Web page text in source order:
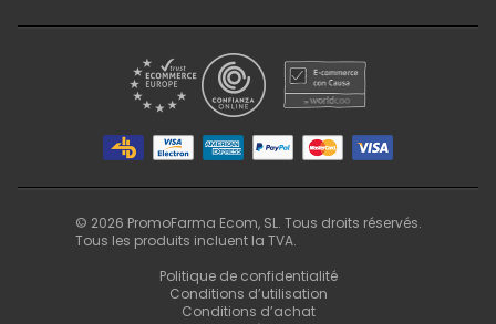
© 2026 PromoFarma Ecom, SL. Tous droits réservés.
Tous les produits incluent la TVA.
Politique de confidentialité
Conditions d’utilisation
Conditions d’achat